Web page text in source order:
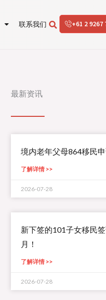
联系我们 +61 2 9267
最新资讯
境内老年父母864移民
了解详情 >>
2026-07-28
新下签的101子女移民
月！
了解详情 >>
2026-07-28